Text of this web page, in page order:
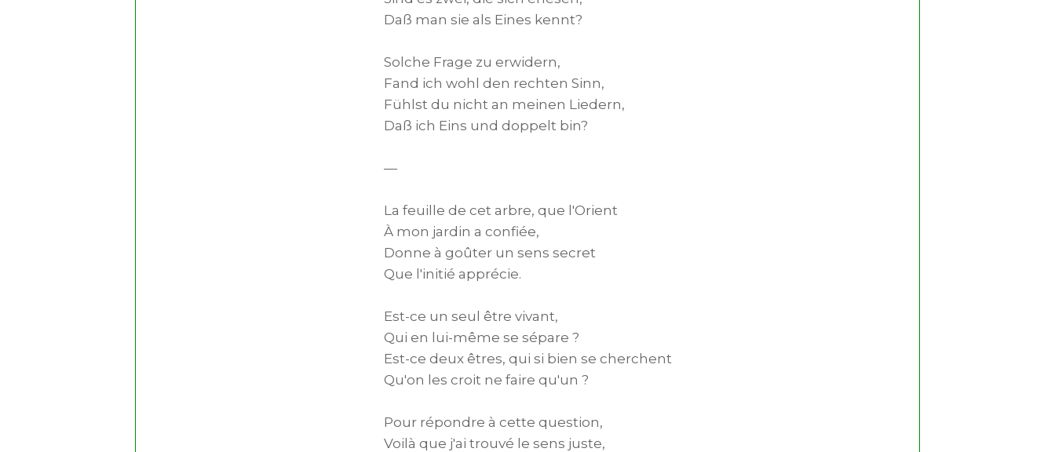
Daß man sie als Eines kennt?
Solche Frage zu erwidern,
Fand ich wohl den rechten Sinn,
Fühlst du nicht an meinen Liedern,
Daß ich Eins und doppelt bin?
—
La feuille de cet arbre, que l'Orient
À mon jardin a confiée,
Donne à goûter un sens secret
Que l'initié apprécie.
Est-ce un seul être vivant,
Qui en lui-même se sépare ?
Est-ce deux êtres, qui si bien se cherchent
Qu'on les croit ne faire qu'un ?
Pour répondre à cette question,
Voilà que j'ai trouvé le sens juste,